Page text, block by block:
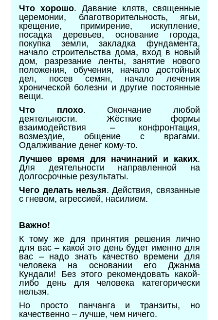
Что хорошо. Давание клятв, священные
церемонии, благотворительность, ягьи,
крещение, примирение, искупление,
посадка деревьев, основание города,
покупка земли, закладка фундамента,
начало строительства дома, вход в новый
дом, разрезание ленты, занятие нового
положения, обучения, начало достойных
дел, посев семян, начало лечения
хронической болезни и другие постоянные
вещи.
Что плохо. Окончание любой
деятельности. Жёсткие формы
взаимодействия – конфронтация,
возмездие, общение с врагами.
Одалживание денег кому-то.
Лучшее время для начинаний и каких.
Для деятельности направленной на
долгосрочные результаты.
Чего делать нельзя. Действия, связанные
с гневом, агрессией, насилием.
Важно!
К тому же для принятия решения лично
для вас – какой это день будет именно для
вас – надо знать качество времени для
человека на основании его Джанма
Кундали! Без этого рекомендовать какой-
либо день для человека категорически
нельзя.
Но просто панчанга и транзиты, но
качественно – лучше, чем ничего.